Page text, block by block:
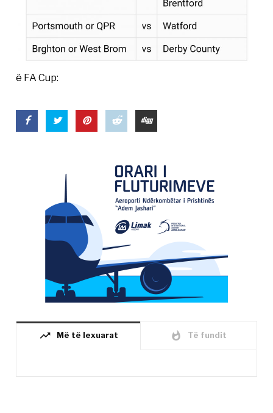
ë FA Cup:
trending_up Më të lexuarat whatshot Të fundit